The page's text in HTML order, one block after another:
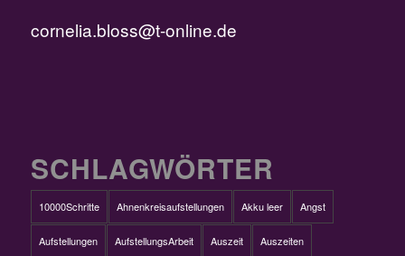
cornelia.bloss@t-online.de
SCHLAGWÖRTER
10000Schritte Ahnenkreisaufstellungen Akku leer Angst
Aufstellungen AufstellungsArbeit Auszeit Auszeiten